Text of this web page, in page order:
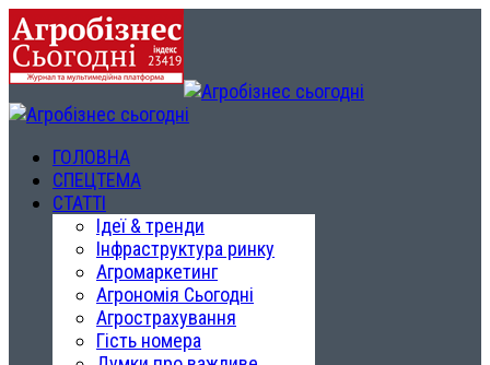
ГОЛОВНА
СПЕЦТЕМА
СТАТТІ
Ідеї & тренди
Інфраструктура ринку
Агромаркетинг
Агрономія Сьогодні
Агрострахування
Гість номера